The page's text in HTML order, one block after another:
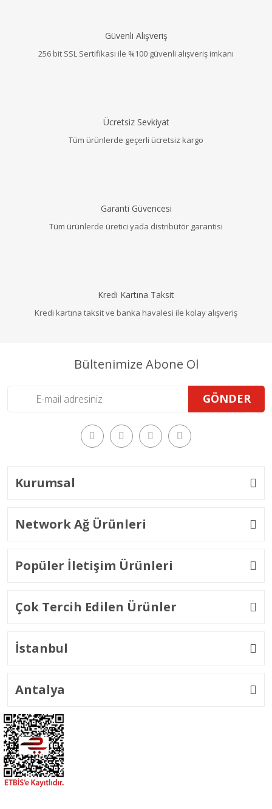
Güvenli Alışveriş
256 bit SSL Sertifikası ile %100 güvenli alışveriş imkanı
Ücretsiz Sevkiyat
Tüm ürünlerde geçerli ücretsiz kargo
Garanti Güvencesi
Tüm ürünlerde üretici yada distribütör garantisi
Kredi Kartına Taksit
Kredi kartına taksit ve banka havalesi ile kolay alışveriş
Bültenimize Abone Ol
GÖNDER
Kurumsal
Network Ağ Ürünleri
Popüler İletişim Ürünleri
Çok Tercih Edilen Ürünler
İstanbul
Antalya